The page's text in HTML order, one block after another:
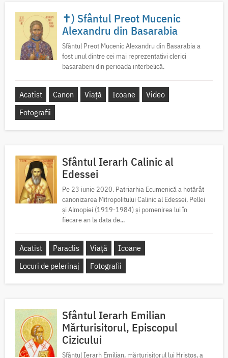
✝) Sfântul Preot Mucenic
Alexandru din Basarabia
Sfântul Preot Mucenic Alexandru din Basarabia a
fost unul dintre cei mai reprezentativi clerici
basarabeni din perioada interbelică.
Acatist Canon Viață Icoane
Video
Fotografii
Sfântul Ierarh Calinic al
Edessei
Pe 23 iunie 2020, Patriarhia Ecumenică a hotărât
canonizarea Mitropolitului Calinic al Edessei, Pellei
și Almopiei (1919-1984) și pomenirea lui în
fiecare an la data de...
Acatist Paraclis Viață
Icoane
Locuri de pelerinaj
Fotografii
Sfântul Ierarh Emilian
Mărturisitorul, Episcopul
Cizicului
Sfântul Ierarh Emilian, mărturisitorul lui Hristos, a